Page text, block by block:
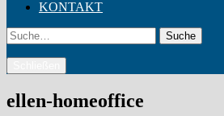
KONTAKT
Suche
ellen-homeoffice